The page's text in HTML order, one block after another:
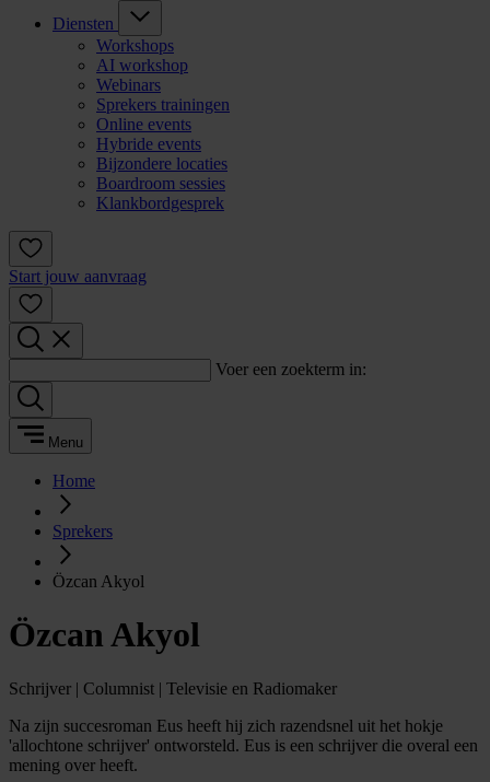
Diensten
Workshops
AI workshop
Webinars
Sprekers trainingen
Online events
Hybride events
Bijzondere locaties
Boardroom sessies
Klankbordgesprek
Start jouw aanvraag
Voer een zoekterm in:
Menu
Home
Sprekers
Özcan Akyol
Özcan Akyol
Schrijver | Columnist | Televisie en Radiomaker
Na zijn succesroman Eus heeft hij zich razendsnel uit het hokje
'allochtone schrijver' ontworsteld. Eus is een schrijver die overal een
mening over heeft.